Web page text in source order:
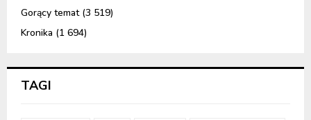
Gorący temat(3 519)
Kronika (1 694)
TAGI